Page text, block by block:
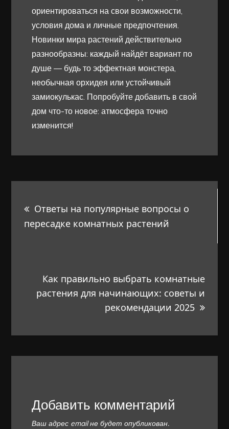
ориентироваться на свои возможности,
условия дома и личные предпочтения.
Новинки мира растений действительно
разнообразны: каждый найдёт вариант по
душе — будь то эффектная монстера,
необычная орхидея или устойчивый
замиокулькас. Попробуйте добавить в свой
дом что-то новое: атмосфера точно
изменится!
по
Ответы на популярные вопросы о
пересадке комнатных растений
Как правильно выбрать комнатные
растения для начинающих: советы и
рекомендации 2025
Добавить комментарий
Ваш адрес email не будет опубликован.